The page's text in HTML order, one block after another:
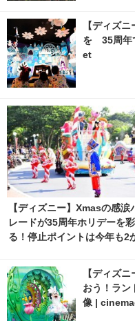
【ディズ
を 35周年
et
【ディズニー】Xmasの感涙
レードが35周年ホリデーを彩
る！停止ポイントは今年も2
【ディズ
おう！ラン
像 |